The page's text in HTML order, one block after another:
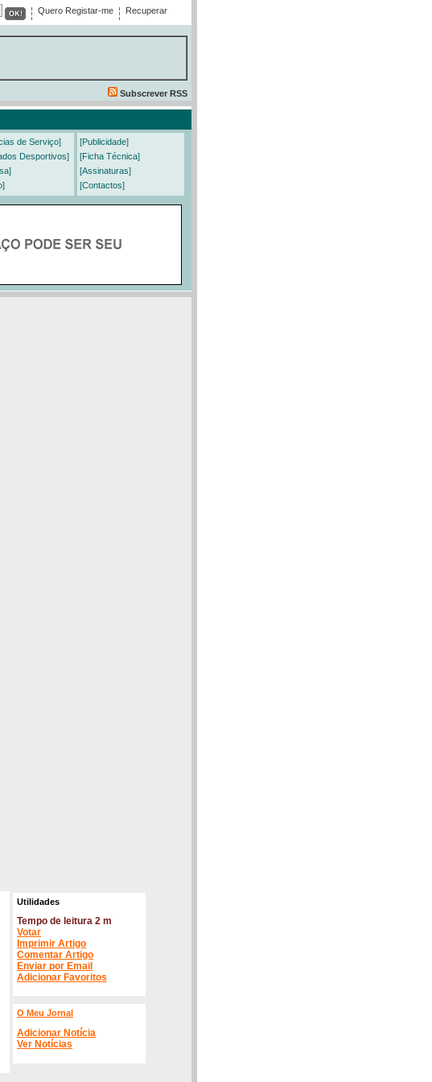
Quero Registar-me
Recuperar
Subscrever RSS
de Serviço]
Desportivos]
[Publicidade]
[Ficha Técnica]
[Assinaturas]
[Contactos]
Utilidades
Tempo de leitura 2 m
Votar
Imprimir Artigo
Comentar Artigo
Enviar por Email
Adicionar Favoritos
O Meu Jornal
Adicionar Notícia
Ver Notícias